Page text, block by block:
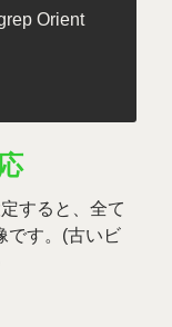
Orient
すると、全て
です。(古いビ